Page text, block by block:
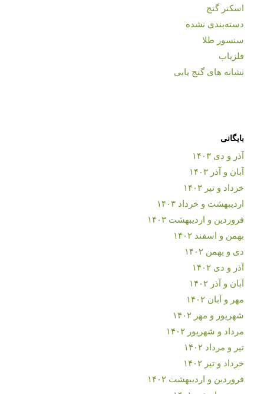
اسکنر گنج
دسته‌بندی نشده
سنسور طلا
فلزیاب
نشانه های گنج یابی
بایگانی
آذر و دی ۱۴۰۳
آبان و آذر ۱۴۰۳
خرداد و تیر ۱۴۰۳
اردیبهشت و خرداد ۱۴۰۳
فروردین و اردیبهشت ۱۴۰۳
بهمن و اسفند ۱۴۰۲
دی و بهمن ۱۴۰۲
آذر و دی ۱۴۰۲
آبان و آذر ۱۴۰۲
مهر و آبان ۱۴۰۲
شهریور و مهر ۱۴۰۲
مرداد و شهریور ۱۴۰۲
تیر و مرداد ۱۴۰۲
خرداد و تیر ۱۴۰۲
فروردین و اردیبهشت ۱۴۰۲